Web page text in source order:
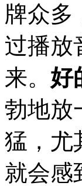
牌众多
过播放
来。 好
勃地放
猛，尤
就会感